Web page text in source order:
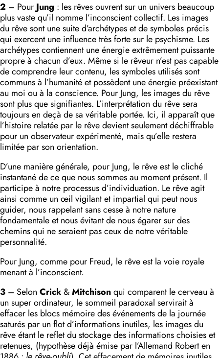
2 – Pour Jung : les rêves ouvrent sur un univers beaucoup
plus vaste qu’il nomme l’inconscient collectif. Les images
du rêve sont une suite d’archétypes et de symboles précis
qui exer­cent une influence très forte sur le psychisme. Les
archétypes contiennent une énergie extrêmement puissante
propre à chacun d’eux. Même si le rêveur n’est pas capable
de comprendre leur contenu, les symboles utilisés sont
communs à l’humanité et possèdent une énergie préexistant
au moi ou à la conscience. Pour Jung, les images du rêve
sont plus que signifiantes. L’interprétation du rêve sera
toujours en deçà de sa véritable portée. Ici, il apparaît que
l’histoire relatée par le rêve devient seulement déchiffrable
pour un observateur expérimenté, mais qu’elle restera
limitée par son orientation.
D’une manière générale, pour Jung, le rêve est le cliché
instantané de ce que nous sommes au moment présent. Il
participe à notre processus d’individuation. Le rêve agit
ainsi comme un œil vigilant et impartial qui peut nous
guider, nous rappelant sans cesse à notre nature
fondamentale et nous évitant de nous égarer sur des
chemins qui ne seraient pas ceux de notre véritable
personnalité.
Pour Jung, comme pour Freud, le rêve est la voie royale
menant à l’inconscient.
3 – Selon Crick&Mitchisonqui comparent le cerveau à
un super ordina­teur, le sommeil paradoxal servirait à
effacer les blocs mémoire des événements de la journée
saturés par un flot d’informations inutiles, les images du
rêve étant le reflet du stockage des informa­tions choisies et
retenues, (hypothèse déjà émise par l’Allemand Robert en